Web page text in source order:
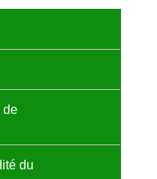
de
du